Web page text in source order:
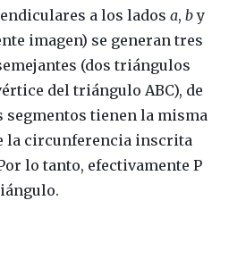
a los lados a, by
imagen) se generan tres
(dos triángulos
del triángulo ABC), de
segmentos tienen la misma
la circunferencia inscrita
lo tanto, efectivamente P